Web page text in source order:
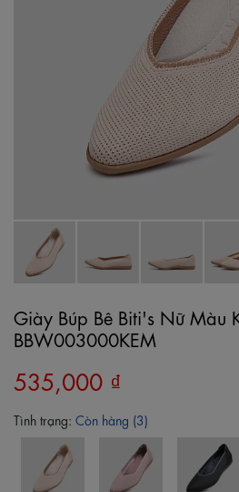
Giày Búp Bê Biti's Nữ Màu
BBW003000KEM
535,000 ₫
Tình trạng: Còn hàng (3)